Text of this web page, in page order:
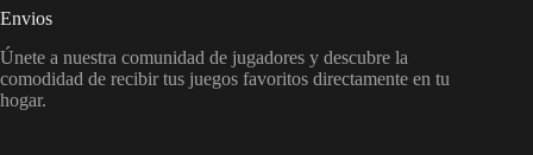
Envios
Únete a nuestra comunidad de jugadores y descubre la
comodidad de recibir tus juegos favoritos directamente en tu
hogar.